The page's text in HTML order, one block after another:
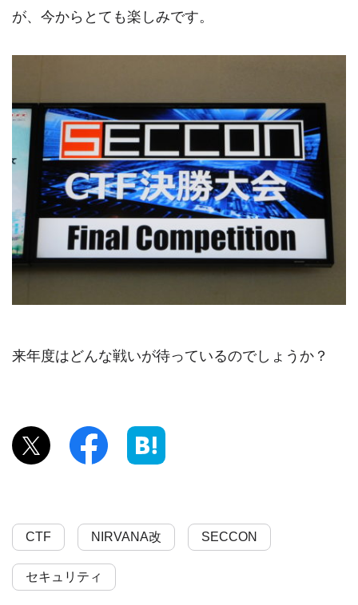
が、今からとても楽しみです。
来年度はどんな戦いが待っているのでしょうか？
CTF NIRVANA改 SECCON
セキュリティ